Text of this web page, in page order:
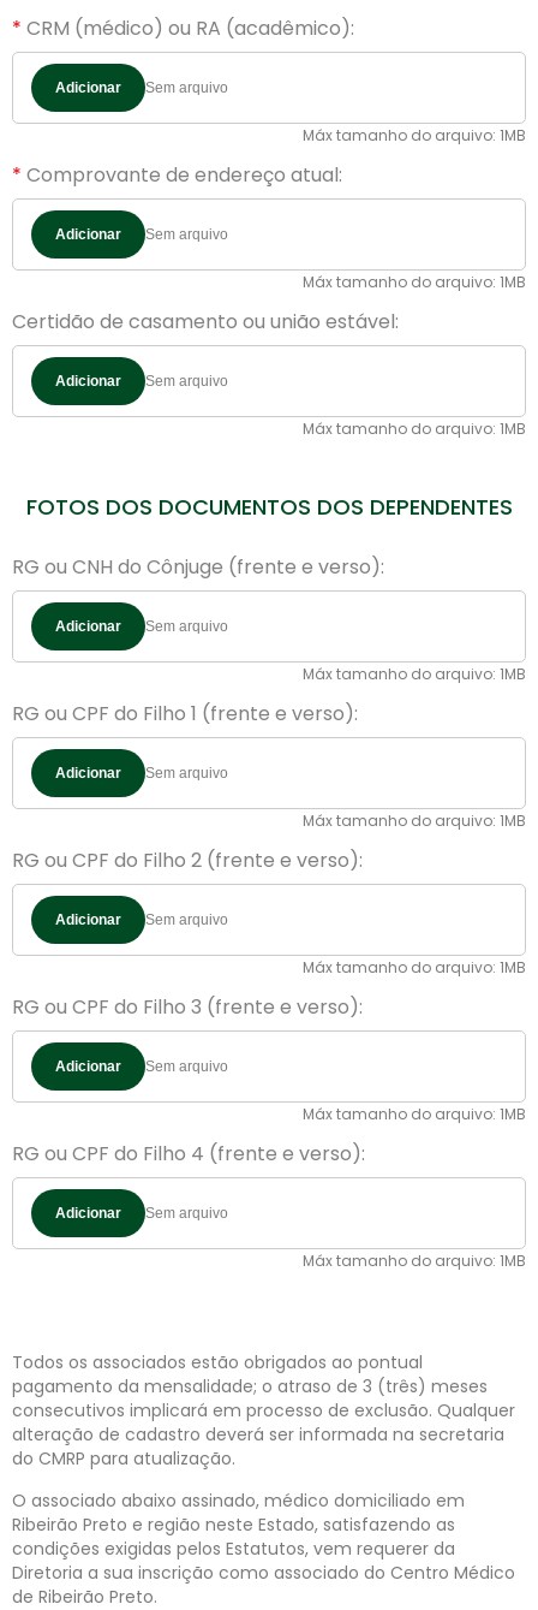
CRM (médico) ou RA (acadêmico):
Adicionar
Máx tamanho do arquivo: 1MB
Comprovante de endereço atual:
Adicionar
Máx tamanho do arquivo: 1MB
Certidão de casamento ou união estável:
Adicionar
Máx tamanho do arquivo: 1MB
FOTOS DOS DOCUMENTOS DOS DEPENDENTES
RG ou CNH do Cônjuge (frente e verso):
Adicionar
Máx tamanho do arquivo: 1MB
RG ou CPF do Filho 1 (frente e verso):
Adicionar
Máx tamanho do arquivo: 1MB
RG ou CPF do Filho 2 (frente e verso):
Adicionar
Máx tamanho do arquivo: 1MB
RG ou CPF do Filho 3 (frente e verso):
Adicionar
Máx tamanho do arquivo: 1MB
RG ou CPF do Filho 4 (frente e verso):
Adicionar
Máx tamanho do arquivo: 1MB
Todos os associados estão obrigados ao pontual
pagamento da mensalidade; o atraso de 3 (três) meses
consecutivos implicará em processo de exclusão. Qualquer
alteração de cadastro deverá ser informada na secretaria
do CMRP para atualização.
O associado abaixo assinado, médico domiciliado em
Ribeirão Preto e região neste Estado, satisfazendo as
condições exigidas pelos Estatutos, vem requerer da
Diretoria a sua inscrição como associado do Centro Médico
de Ribeirão Preto.